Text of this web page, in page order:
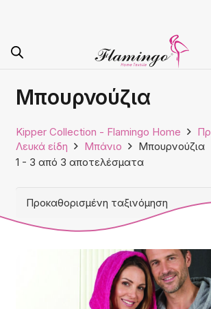
Μπουρνούζια
Kipper Collection - Flamingo Home
Λευκά είδη
Μπάνιο
Μπουρνούζια
1 - 3 από 3 αποτελέσματα